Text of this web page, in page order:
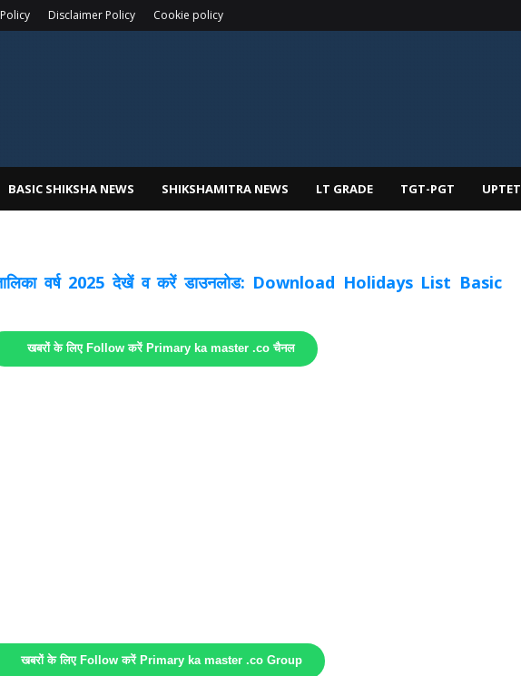
Disclaimer Policy Cookie policy
BASIC SHIKSHA NEWS SHIKSHAMITRA NEWS LT GRADE TGT-PGT UPTET
तालिका वर्ष 2025 देखें व करें डाउनलोड: Download Holidays List Basic
खबरों के लिए Follow करें Primary ka master .co चैनल
खबरों के लिए Follow करें Primary ka master .co Group